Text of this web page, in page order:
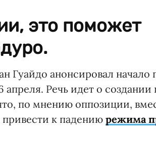
это поможет
Гуайдо анонсировал начало
Речь идет о создании
по мнению оппозиции,
к падениюрежима